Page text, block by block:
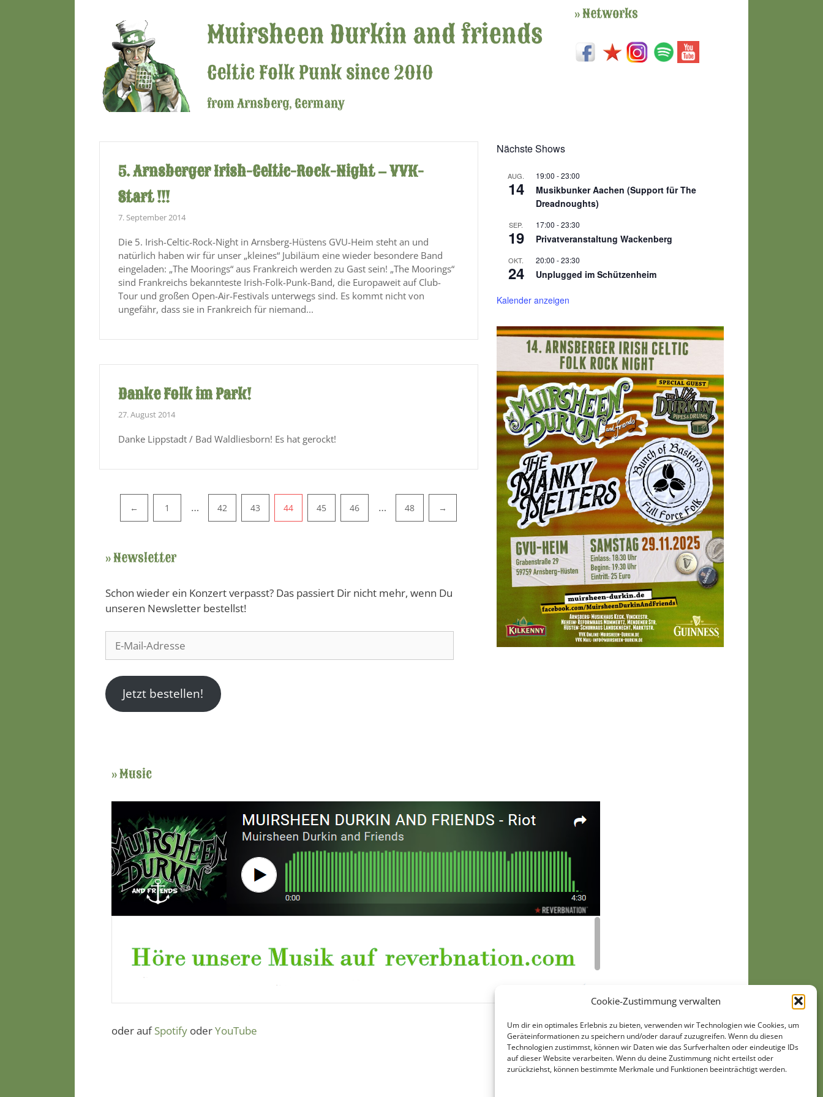
Cookie-Zustimmung verwalten
Um dir ein optimales Erlebnis zu bieten, verwenden wir Technologien wie Cookies, um
Geräteinformationen zu speichern und/oder darauf zuzugreifen. Wenn du diesen
Technologien zustimmst, können wir Daten wie das Surfverhalten oder eindeutige IDs
auf dieser Website verarbeiten. Wenn du deine Zustimmung nicht erteilst oder
zurückziehst, können bestimmte Merkmale und Funktionen beeinträchtigt werden.
Muirsheen Durkin and friends
Celtic Folk Punk since 2010
from Arnsberg, Germany
» Networks
5. Arnsberger Irish-Celtic-Rock-Night – VVK-
Start !!!
7. September 2014
Die 5. Irish-Celtic-Rock-Night in Arnsberg-Hüstens GVU-Heim steht an und
natürlich haben wir für unser „kleines“ Jubiläum eine wieder besondere Band
eingeladen: „The Moorings“ aus Frankreich werden zu Gast sein! „The Moorings“
sind Frankreichs bekannteste Irish-Folk-Punk-Band, die Europaweit auf Club-
Tour und großen Open-Air-Festivals unterwegs sind. Es kommt nicht von
ungefähr, dass sie in Frankreich für niemand...
Danke Folk im Park!
27. August 2014
Danke Lippstadt / Bad Waldliesborn! Es hat gerockt!
Pagination
← 1 … 42 43 44 45 46 … 48 →
» Newsletter
Schon wieder ein Konzert verpasst? Das passiert Dir nicht mehr, wenn Du
unseren Newsletter bestellst!
Mail-
Jetzt bestellen!
Nächste Shows
AUG.
14
19:00 -23:00
Musikbunker Aachen (Support für The
Dreadnoughts)
SEP.
19
17:00 -23:30
Privatveranstaltung Wackenberg
OKT.
24
20:00 -23:30
Unplugged im Schützenheim
Kalender anzeigen
» Music
oder aufSpotify oderYouTube